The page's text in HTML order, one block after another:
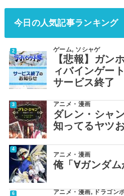
今日の人気記事ランキング
ゲーム, ソシャゲ
【悲報】ガン
ィバインゲー
サービス終了
アニメ・漫画
ダレン・シャ
知ってるヤツ
アニメ・漫画
俺「∀ガンダム
アニメ・漫画, ドラゴン